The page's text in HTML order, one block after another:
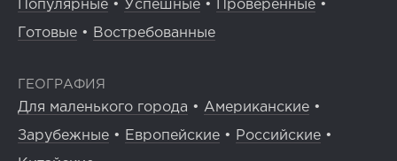
Популярные • Успешные • Проверенные •
Готовые • Востребованные
ГЕОГРАФИЯ
Для маленького города • Американские •
Зарубежные • Европейские • Российские •